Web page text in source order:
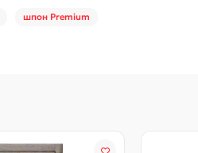
шпон Premium